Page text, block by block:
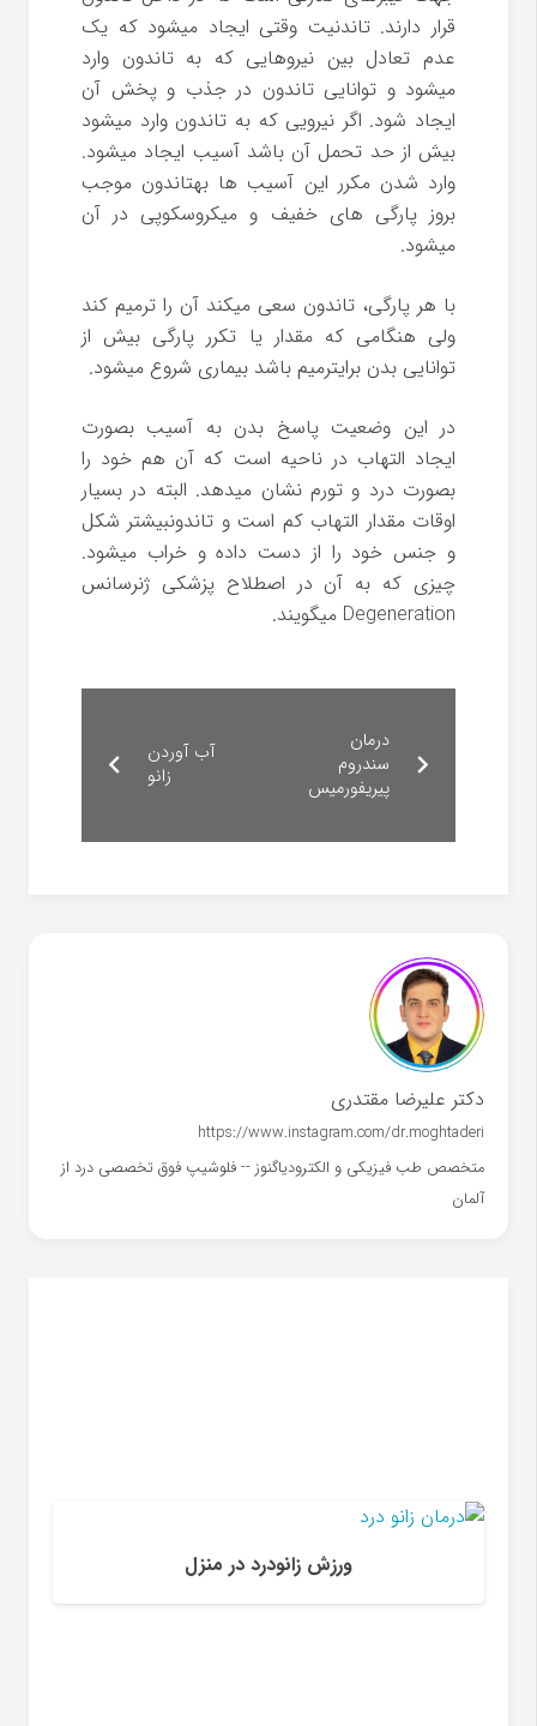
قرار دارند. تاندنیت وقتی ایجاد میشود که یک
عدم تعادل بین نیروهایی که به تاندون وارد
میشود و توانایی تاندون در جذب و پخش آن
ایجاد شود. اگر نیرویی که به تاندون وارد میشود
بیش از حد تحمل آن باشد آسیب ایجاد میشود.
وارد شدن مکرر این آسیب ها بهتاندون موجب
بروز پارگی های خفیف و میکروسکوپی در آن
میشود.
با هر پارگی، تاندون سعی میکند آن را ترمیم کند
ولی هنگامی که مقدار یا تکرر پارگی بیش از
توانایی بدن برایترمیم باشد بیماری شروع میشود.
در این وضعیت پاسخ بدن به آسیب بصورت
ایجاد التهاب در ناحیه است که آن هم خود را
بصورت درد و تورم نشان میدهد. البته در بسیار
اوقات مقدار التهاب کم است و تاندونبیشتر شکل
و جنس خود را از دست داده و خراب میشود.
چیزی که به آن در اصطلاح پزشکی ژنرسانس
Degeneration میگویند.
آب آوردن
زانو
درمان
سندروم
پیریفورمیس
دکتر علیرضا مقتدری
https://www.instagram.com/dr.moghtaderi
متخصص طب فیزیکی و الکترودیاگنوز -- فلوشیپ فوق تخصصی درد از
آلمان